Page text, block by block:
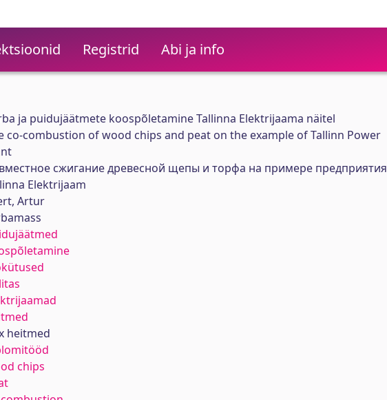
Registrid Abi ja info
ja puidujäätmete koospõletamine Tallinna Elektrijaama näitel
co-combustion of wood chips and peat on the example of Tallinn Power
сжигание древесной щепы и торфа на примере предприятия
Elektrijaam
Artur
heitmed
chips